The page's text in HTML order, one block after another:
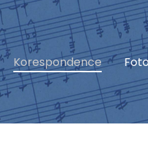
Korespondence